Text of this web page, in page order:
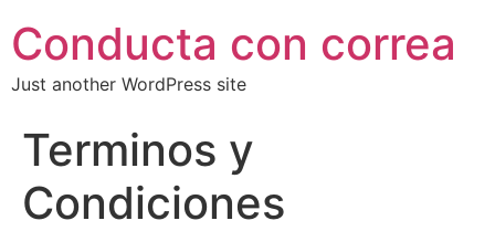
Conducta con correa
Just another WordPress site
Terminos y
Condiciones